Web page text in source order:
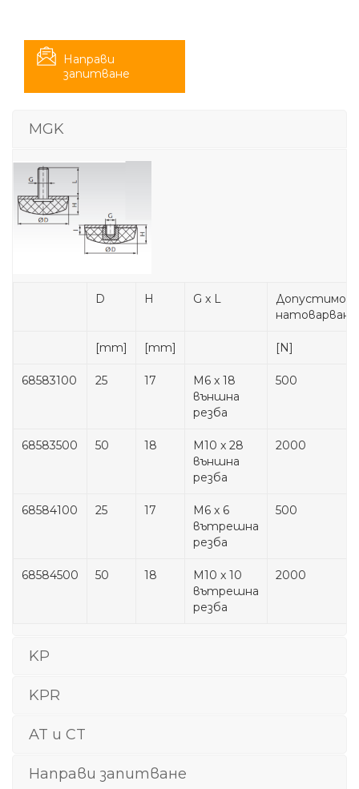
Направи
запитване
MGK
D H G x L
Допустимо
натоварване
[mm] [mm] [N]
68583100 25 17
M6 x 18
външна
резба
500
68583500 50 18
M10 x 28
външна
резба
2000
68584100 25 17
M6 x 6
вътрешна
резба
500
68584500 50 18
M10 x 10
вътрешна
резба
2000
KP
KPR
AT и CT
Направи запитване